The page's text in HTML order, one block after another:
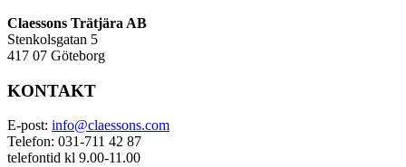
Claessons Trätjära AB
Stenkolsgatan 5
417 07 Göteborg
KONTAKT
E-post: info@claessons.com
Telefon: 031-711 42 87
telefontid kl 9.00-11.00